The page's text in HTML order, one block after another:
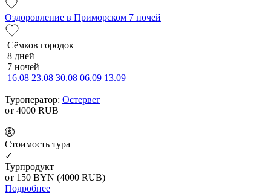
Оздоровление в Приморском 7 ночей
Сёмков городок
8 дней
7 ночей
16.08 23.08 30.08 06.09 13.09
Туроператор: Остервег
от 4000 RUB
Cтоимость тура
✓
Турпродукт
от 150 BYN (4000 RUB)
Подробнее